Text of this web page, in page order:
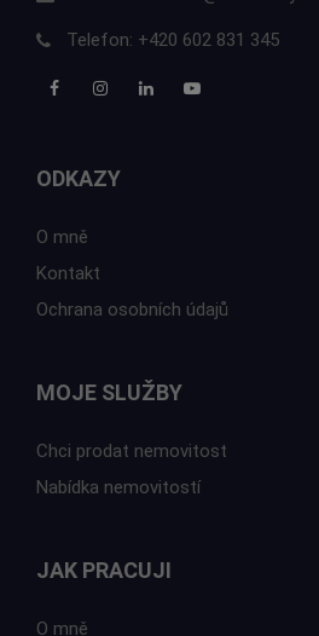
Telefon: +420 602 831 345
ODKAZY
O mně
Kontakt
Ochrana osobních údajů
MOJE SLUŽBY
Chci prodat nemovitost
Nabídka nemovitostí
JAK PRACUJI
O mně